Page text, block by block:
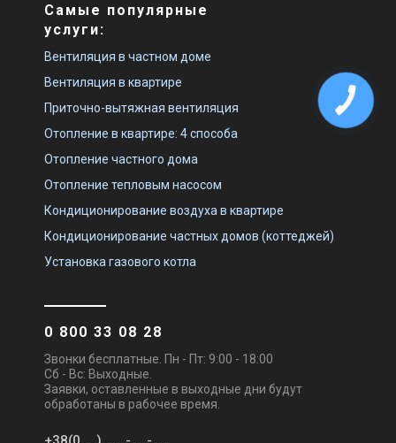
Самые популярные
услуги:
Вентиляция в частном доме
Вентиляция в квартире
Приточно-вытяжная вентиляция
Отопление в квартире: 4 способа
Отопление частного дома
Отопление тепловым насосом
Кондиционирование воздуха в квартире
Кондиционирование частных домов (коттеджей)
Установка газового котла
0 800 33 08 28
Звонки бесплатные. Пн - Пт: 9:00 - 18:00
Сб - Вс: Выходные.
Заявки, оставленные в выходные дни будут
обработаны в рабочее время.